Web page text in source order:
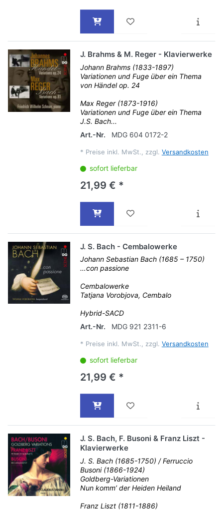
J. Brahms & M. Reger - Klavierwerke
Johann Brahms (1833-1897)
Variationen und Fuge über ein Thema
von Händel op. 24
Max Reger (1873-1916)
Variationen und Fuge über ein Thema
J.S. Bach...
Art.-Nr.
MDG 604 0172-2
* Preise inkl. MwSt., zzgl. Versandkosten
sofort lieferbar
21,99 € *
J. S. Bach - Cembalowerke
Johann Sebastian Bach (1685 – 1750)
…con passione
Cembalowerke
Tatjana Vorobjova, Cembalo
Hybrid-SACD
Art.-Nr.
MDG 921 2311-6
* Preise inkl. MwSt., zzgl. Versandkosten
sofort lieferbar
21,99 € *
J. S. Bach, F. Busoni & Franz Liszt -
Klavierwerke
J. S. Bach (1685-1750) / Ferruccio
Busoni (1866-1924)
Goldberg-Variationen
Nun komm’ der Heiden Heiland
Franz Liszt (1811-1886)